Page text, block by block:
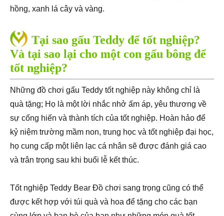
hồng, xanh lá cây và vàng.
Tại sao gấu Teddy để tốt nghiệp?
Và tại sao lại cho một con gấu bông để
tốt nghiệp?
Những đồ chơi gấu Teddy tốt nghiệp này không chỉ là
quà tặng; Họ là một lời nhắc nhở ấm áp, yêu thương về
sự cống hiến và thành tích của tốt nghiệp. Hoàn hảo để
kỷ niệm trường mầm non, trung học và tốt nghiệp đại học,
họ cung cấp một liên lạc cá nhân sẽ được đánh giá cao
và trân trọng sau khi buổi lễ kết thúc.
Tốt nghiệp Teddy Bear Đồ chơi sang trọng cũng có thể
được kết hợp với túi quà và hoa để tặng cho các bạn